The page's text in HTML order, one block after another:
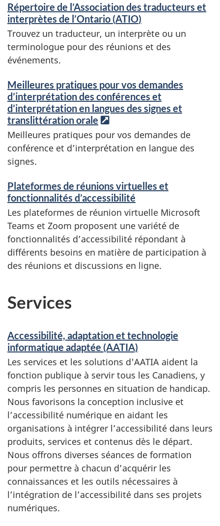
Répertoire de l’Association des traducteurs et
interprètes de l’Ontario (ATIO)
Trouvez un traducteur, un interprète ou un
terminologue pour des réunions et des
événements.
Meilleures pratiques pour vos demandes
d’interprétation des conférences et
d’interprétation en langues des signes et
translittération orale
i
n
t
e
r
n
e
Meilleures pratiques pour vos demandes de
conférence et d’interprétation en langue des
signes.
Plateformes de réunions virtuelles et
fonctionnalités d’accessibilité
Les plateformes de réunion virtuelle Microsoft
Teams et Zoom proposent une variété de
fonctionnalités d’accessibilité répondant à
différents besoins en matière de participation à
des réunions et discussions en ligne.
Services
Accessibilité, adaptation et technologie
informatique adaptée (AATIA)
Les services et les solutions d'AATIA aident la
fonction publique à servir tous les Canadiens, y
compris les personnes en situation de handicap.
Nous favorisons la conception inclusive et
l’accessibilité numérique en aidant les
organisations à intégrer l’accessibilité dans leurs
produits, services et contenus dès le départ.
Nous offrons diverses séances de formation
pour permettre à chacun d’acquérir les
connaissances et les outils nécessaires à
l’intégration de l’accessibilité dans ses projets
numériques.